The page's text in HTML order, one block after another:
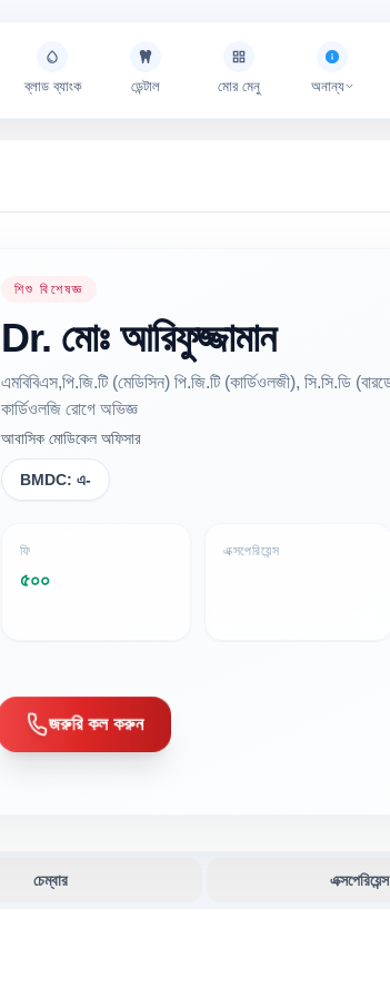
ব্লাড ব্যাংক ডেন্টাল মোর মেনু অনান্য
শিশু বিশেষজ্ঞ
Dr. মোঃ আরিফুজ্জামান
এমবিবিএস,পি.জি.টি (মেডিসিন) পি.জি.টি (কার্ডিওলজী), সি.সি.ডি
কার্ডিওলজি রোগে অভিজ্ঞ
আবাসিক মোডিকেল অফিসার
BMDC: এ-
ফি
৫০০
এক্সপেরিয়েন্স
জরুরি কল করুন
চেম্বার এক্সপেরিয়েন্স